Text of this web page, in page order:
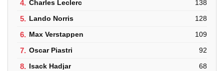
4. Charles Leclerc 138
5. Lando Norris 128
6. Max Verstappen 109
7. Oscar Piastri 92
8. Isack Hadjar 68